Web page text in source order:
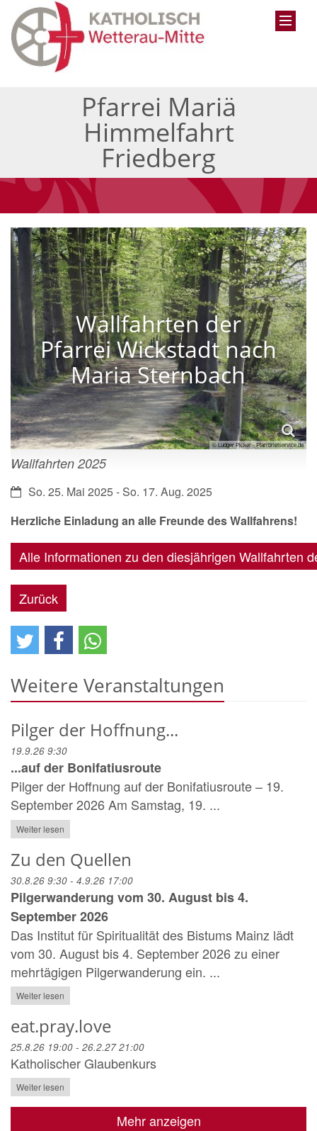
Pfarrei Mariä
Himmelfahrt
Friedberg
Wallfahrten der
Pfarrei Wickstadt nach
Maria Sternbach
© Ludger Picker - Pfarrbriefservice.de
Wallfahrten 2025
Datum:So. 25. Mai 2025 - So. 17. Aug. 2025
Herzliche Einladung an alle Freunde des Wallfahrens!
Alle Informationen zu den diesjährigen Wallfahrten
Zurück
Weitere Veranstaltungen
Pilger der Hoffnung...
19.9.26 9:30
...auf der Bonifatiusroute
Pilger der Hoffnung auf der Bonifatiusroute – 19.
September 2026 Am Samstag, 19. ...
Weiter lesen
Zu den Quellen
30.8.26 9:30 - 4.9.26 17:00
Pilgerwanderung vom 30. August bis 4.
September 2026
Das Institut für Spiritualität des Bistums Mainz lädt
vom 30. August bis 4. September 2026 zu einer
mehrtägigen Pilgerwanderung ein. ...
Weiter lesen
eat.pray.love
25.8.26 19:00 - 26.2.27 21:00
Katholischer Glaubenkurs
Weiter lesen
Mehr anzeigen